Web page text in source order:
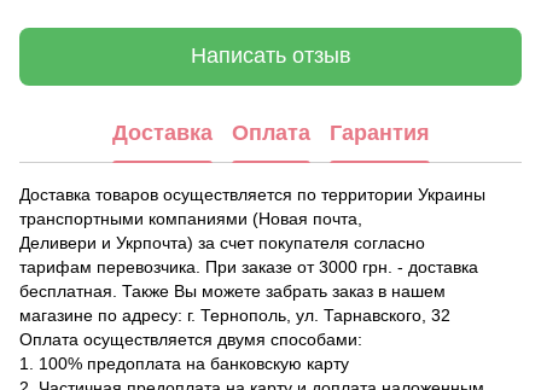
Написать отзыв
Доставка Оплата Гарантия
Доставка товаров осуществляется по территории Украины
транспортными компаниями (Новая почта,
Деливери и Укрпочта) за счет покупателя согласно
тарифам перевозчика. При заказе от 3000 грн. - доставка
бесплатная. Также Вы можете забрать заказ в нашем
магазине по адресу: г. Тернополь, ул. Тарнавского, 32
Оплата осуществляется двумя способами:
1. 100% предоплата на банковскую карту